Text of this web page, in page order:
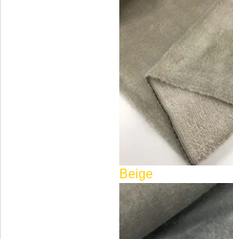
Beige